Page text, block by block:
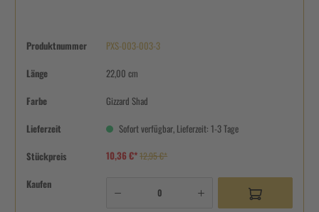
Produktnummer PXS-003-003-3
Länge 22,00 cm
Farbe Gizzard Shad
Lieferzeit Sofort verfügbar, Lieferzeit: 1-3 Tage
Stückpreis 10,36 €*12,95 €*
Kaufen